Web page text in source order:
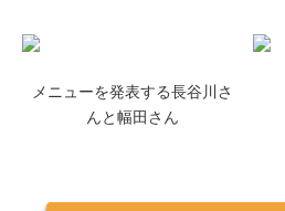
メニューを発表する長谷川さ
んと幅田さん